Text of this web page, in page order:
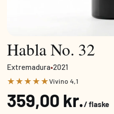
Habla No. 32
359,00 kr./ flaske
Extremadura•2021
★★★★★Vivino 4,1